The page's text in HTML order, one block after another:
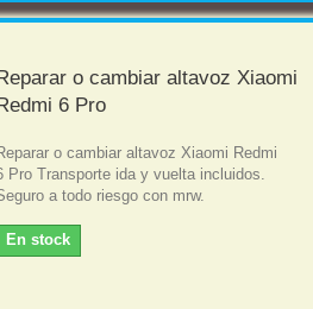
o cambiar altavoz Xiaomi
6 Pro
o cambiar altavoz Xiaomi Redmi
Pro Transporte ida y vuelta incluidos.
a todo riesgo con mrw.
En stock